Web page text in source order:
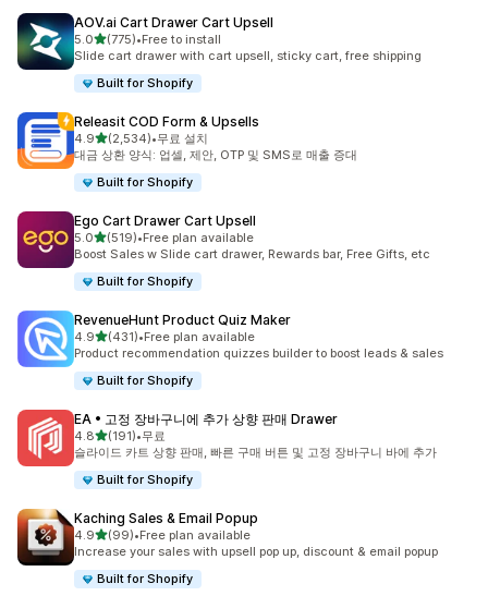
AOV.ai Cart Drawer Cart Upsell
5.0별 5개 중
(775)
총 리뷰 775개
•Free to install
Slide cart drawer with cart upsell, sticky cart, free shipping
Built for Shopify
Releasit COD Form & Upsells
4.9별 5개 중
(2,534)
총 리뷰 2534개
•무료 설치
대금 상환 양식: 업셀, 제안, OTP 및 SMS로 매출 증대
Built for Shopify
Ego Cart Drawer Cart Upsell
5.0별 5개 중
(519)
총 리뷰 519개
•Free plan available
Boost Sales w Slide cart drawer, Rewards bar, Free Gifts, etc
Built for Shopify
RevenueHunt Product Quiz Maker
4.9별 5개 중
(431)
총 리뷰 431개
•Free plan available
Product recommendation quizzes builder to boost leads & sales
Built for Shopify
EA • 고정 장바구니에 추가 상향 판매 Drawer
4.8별 5개 중
(191)
총 리뷰 191개
•무료
슬라이드 카트 상향 판매, 빠른 구매 버튼 및 고정 장바구니 바에 추가
Built for Shopify
Kaching Sales & Email Popup
4.9별 5개 중
(99)
총 리뷰 99개
•Free plan available
Increase your sales with upsell pop up, discount & email popup
Built for Shopify